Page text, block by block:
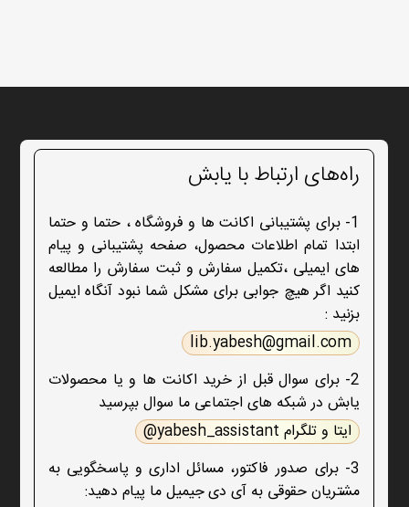
راه‌های ارتباط با یابش
1- برای پشتیبانی اکانت ها و فروشگاه ، حتما و حتما
ابتدا تمام اطلاعات محصول، صفحه پشتیبانی و پیام
های ایمیلی ،تکمیل سفارش و ثبت سفارش را مطالعه
کنید اگر هیچ جوابی برای مشکل شما نبود آنگاه ایمیل
بزنید :
lib.yabesh@gmail.com
2- برای سوال قبل از خرید اکانت ها و یا محصولات
یابش در شبکه های اجتماعی ما سوال بپرسید
ایتا و تلگرام yabesh_assistant@
3- برای صدور فاکتور، مسائل اداری و پاسخگویی به
مشتریان حقوقی به آی دی جیمیل ما پیام دهید: